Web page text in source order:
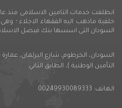
خلفية ماذهب اليه الفقهاء الاجلاء ؛
السودان التى اسسها بنك فيصل
السودان، الخرطوم، شارع البرلمان، عمارة
التأمين الوطنية )، الطابق الثاني
الهاتف: 00249930089333